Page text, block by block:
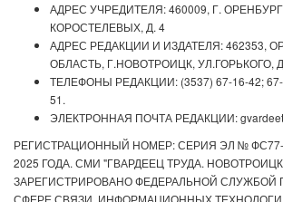
АДРЕС УЧРЕДИТЕЛЯ: 460009, Г.
КОРОСТЕЛЕВЫХ, Д. 4
АДРЕС РЕДАКЦИИ И ИЗДАТЕЛЯ: 462353,
ОБЛАСТЬ, Г.НОВОТРОИЦК, УЛ.ГОРЬКОГО,
ТЕЛЕФОНЫ РЕДАКЦИИ: (3537) 67-16-42;
51.
ЭЛЕКТРОННАЯ ПОЧТА РЕДАКЦИИ:
РЕГИСТРАЦИОННЫЙ НОМЕР: СЕРИЯ ЭЛ № ФС77-
2025 ГОДА. СМИ "ГВАРДЕЕЦ ТРУДА.
ЗАРЕГИСТРИРОВАНО ФЕДЕРАЛЬНОЙ СЛУЖБОЙ
СФЕРЕ СВЯЗИ, ИНФОРМАЦИОННЫХ